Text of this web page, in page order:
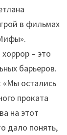
в фильмах
– это
барьеров.
остались
проката
на этот
дало понять,